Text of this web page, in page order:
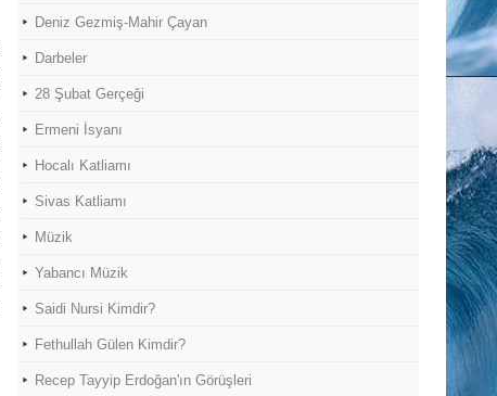
Deniz Gezmiş-Mahir Çayan
Darbeler
28 Şubat Gerçeği
Ermeni İsyanı
Hocalı Katliamı
Sivas Katliamı
Müzik
Yabancı Müzik
Saidi Nursi Kimdir?
Fethullah Gülen Kimdir?
Recep Tayyip Erdoğan'ın Görüşleri